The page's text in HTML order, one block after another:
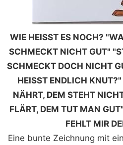
WIE HEISST ES NOCH?
SCHMECKT NICHT GUT"
SCHMECKT DOCH NICHT
HEISST ENDLICH
NÄHRT, DEM STEHT
FLÄRT, DEM TUT MAN
FEHLT MIR
Eine bunte Zeichnung mit